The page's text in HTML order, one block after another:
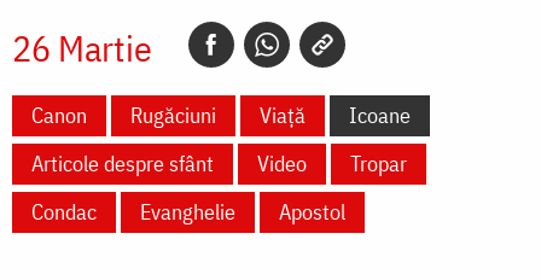
26 Martie
Canon Rugăciuni Viață
Icoane
Articole despre sfânt
Video
Tropar
Condac
Evanghelie Apostol